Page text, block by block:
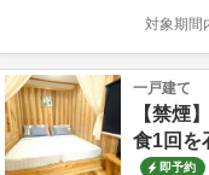
対象期間
一戸建て
【禁煙
食1回を
即予約